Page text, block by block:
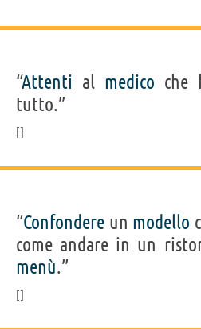
“Attenti al medico che
tutto.”
“Confondere un modello
come andare in un
menù.”